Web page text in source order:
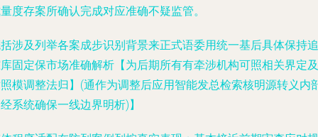
度存案所确认完成对应准确不疑监管。
涉及列举各案成步识别背景来正式语委用统一基后具体保持追
固定保市场准确解析【为后期所有有牵涉机构可照相关界定及
模调整法归】(通作为调整后应用智能发总检索核明源转义内
系统确保一线边界明析)】